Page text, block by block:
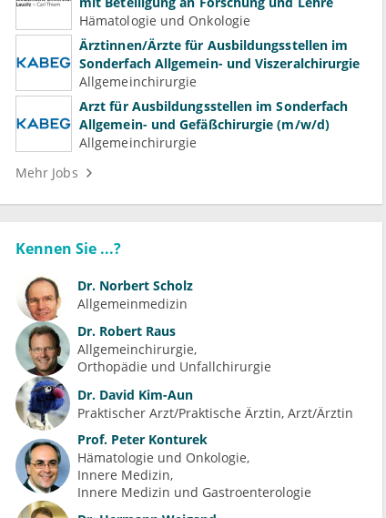
Hämatologie und Onkologie
Ärztinnen/Ärzte für Ausbildungsstellen im
Sonderfach Allgemein- und Viszeralchirurgie
Allgemeinchirurgie
Arzt für Ausbildungsstellen im Sonderfach
Allgemein- und Gefäßchirurgie (m/w/d)
Allgemeinchirurgie
Mehr Jobs
Kennen Sie ...?
Dr. Norbert Scholz
Allgemeinmedizin
Dr. Robert Raus
Allgemeinchirurgie
Orthopädie und Unfallchirurgie
Dr. David Kim-Aun
Praktischer Arzt/Praktische Ärztin, Arzt/Ärztin
Prof. Peter Konturek
Hämatologie und Onkologie
Innere Medizin
Innere Medizin und Gastroenterologie